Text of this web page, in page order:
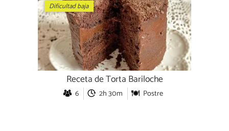
Dificultad baja
Receta de Torta Bariloche
6 2h 30m Postre